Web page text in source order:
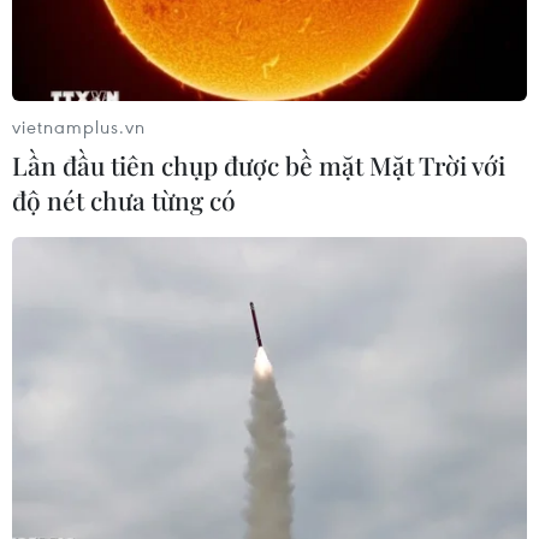
dân với giáo dục công
Từ nay đến tháng Chín, các sở giáo dục đào tạo và các
cơ sở đại học công lập phải công bố chỉ số hài lòng
của người dân với dịch vụ giáo dục. Chỉ số chung quốc
gia sẽ được công bố vào tháng 3/2020.
vietnamplus.vn
Lần đầu tiên chụp được bề mặt Mặt Trời với
độ nét chưa từng có